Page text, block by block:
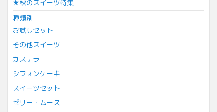
★秋のスイーツ特集
種類別
お試しセット
その他スイーツ
カステラ
シフォンケーキ
スイーツセット
ゼリー・ムース